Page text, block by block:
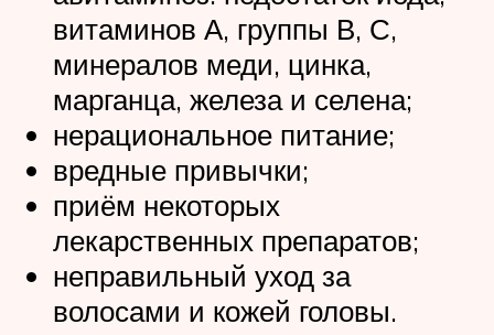
витаминов А, группы В, С,
минералов меди, цинка,
марганца, железа и селена;
нерациональное питание;
вредные привычки;
приём некоторых
лекарственных препаратов;
неправильный уход за
волосами и кожей головы.